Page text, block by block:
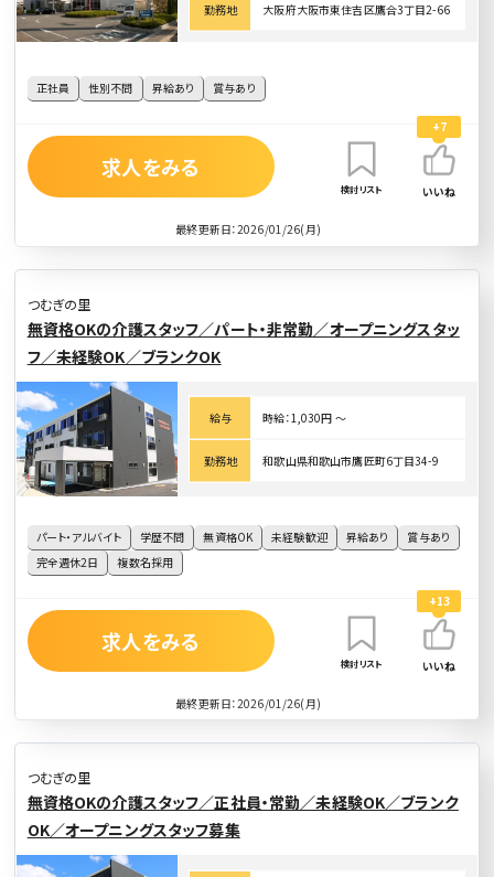
正社員 性別不問 昇給あり 賞与あり
勤務地 大阪府大阪市東住吉区鷹合3丁目2-66
最終更新日：2026/01/26(月)
求人をみる
検討リスト
+7
いいね
つむぎの里
無資格OKの介護スタッフ／パート・非常勤／オープニングスタッ
フ／未経験OK／ブランクOK
パート・アルバイト 学歴不問 無資格OK 未経験歓迎 昇給あり
賞与あり
完全週休2日
複数名採用
給与 時給：1,030円 〜
勤務地 和歌山県和歌山市鷹匠町6丁目34-9
最終更新日：2026/01/26(月)
求人をみる
検討リスト
+13
いいね
つむぎの里
無資格OKの介護スタッフ／正社員・常勤／未経験OK／ブランク
OK／オープニングスタッフ募集